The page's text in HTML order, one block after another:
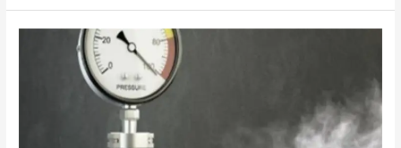
تسربات
الغاز
الكترونيا